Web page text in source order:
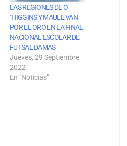
LAS REGIONES DE O
´HIGGINS Y MAULE VAN
POR EL ORO EN LA FINAL
NACIONAL ESCOLAR DE
FUTSAL DAMAS
Jueves, 29 Septiembre
2022
En "Noticias"